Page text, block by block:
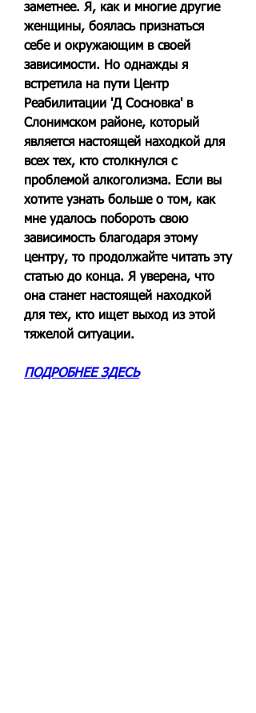
заметнее. Я, как и многие другие
женщины, боялась признаться
себе и окружающим в своей
зависимости. Но однажды я
встретила на пути Центр
Реабилитации 'Д Сосновка' в
Слонимском районе, который
является настоящей находкой для
всех тех, кто столкнулся с
проблемой алкоголизма. Если вы
хотите узнать больше о том, как
мне удалось побороть свою
зависимость благодаря этому
центру, то продолжайте читать эту
статью до конца. Я уверена, что
она станет настоящей находкой
для тех, кто ищет выход из этой
тяжелой ситуации.
ПОДРОБНЕЕ ЗДЕСЬ